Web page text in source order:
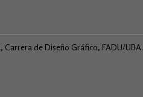
de Diseño Gráfico, FADU/UBA.